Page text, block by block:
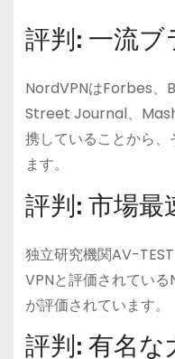
評判: 一流
NordVPNはForbes、
Street Journal、
携していることから
ます。
評判: 市場最
独立研究機関AV-
VPNと評価されてい
が評価されています。
評判: 有名な